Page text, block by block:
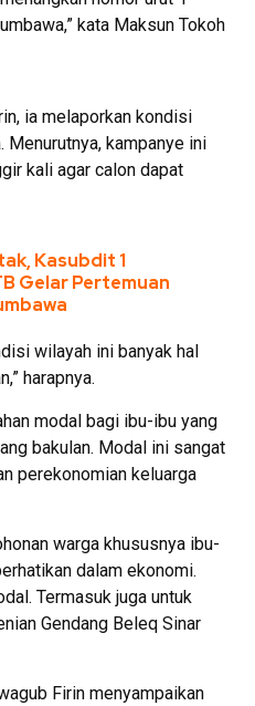
kata Maksun Tokoh
ia melaporkan kondisi
Menurutnya, kampanye ini
kali agar calon dapat
Kasubdit 1
Gelar Pertemuan
wilayah ini banyak hal
harapnya.
modal bagi ibu-ibu yang
bakulan. Modal ini sangat
perekonomian keluarga
warga khususnya ibu-
dalam ekonomi.
Termasuk juga untuk
Gendang Beleq Sinar
Firin menyampaikan